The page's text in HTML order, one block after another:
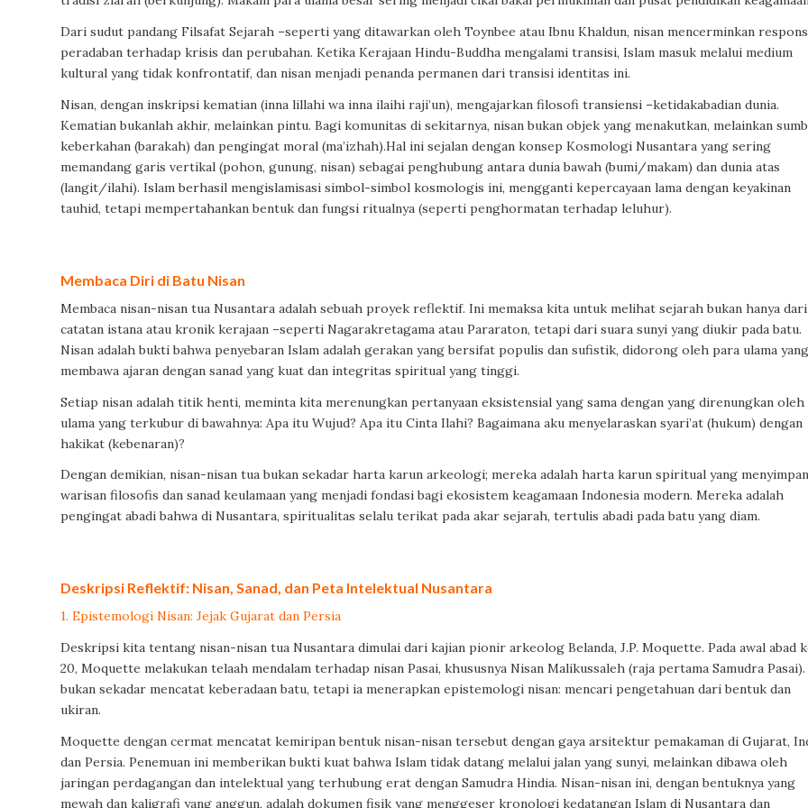
Dari sudut pandang Filsafat Sejarah –seperti yang ditawarkan oleh Toynbee atau Ibnu Khaldun, nisan mencerminkan respons
peradaban terhadap krisis dan perubahan. Ketika Kerajaan Hindu-Buddha mengalami transisi, Islam masuk melalui medium
kultural yang tidak konfrontatif, dan nisan menjadi penanda permanen dari transisi identitas ini.
Nisan, dengan inskripsi kematian (inna lillahi wa inna ilaihi raji’un), mengajarkan filosofi transiensi –ketidakabadian dunia.
Kematian bukanlah akhir, melainkan pintu. Bagi komunitas di sekitarnya, nisan bukan objek yang menakutkan, melainkan
keberkahan (barakah) dan pengingat moral (ma’izhah).Hal ini sejalan dengan konsep Kosmologi Nusantara yang sering
memandang garis vertikal (pohon, gunung, nisan) sebagai penghubung antara dunia bawah (bumi/makam) dan dunia atas
(langit/ilahi). Islam berhasil mengislamisasi simbol-simbol kosmologis ini, mengganti kepercayaan lama dengan keyakinan
tauhid, tetapi mempertahankan bentuk dan fungsi ritualnya (seperti penghormatan terhadap leluhur).
Membaca Diri di Batu Nisan
Membaca nisan-nisan tua Nusantara adalah sebuah proyek reflektif. Ini memaksa kita untuk melihat sejarah bukan hanya dari
catatan istana atau kronik kerajaan –seperti Nagarakretagama atau Pararaton, tetapi dari suara sunyi yang diukir pada batu.
Nisan adalah bukti bahwa penyebaran Islam adalah gerakan yang bersifat populis dan sufistik, didorong oleh para ulama yang
membawa ajaran dengan sanad yang kuat dan integritas spiritual yang tinggi.
Setiap nisan adalah titik henti, meminta kita merenungkan pertanyaan eksistensial yang sama dengan yang direnungkan oleh
ulama yang terkubur di bawahnya: Apa itu Wujud? Apa itu Cinta Ilahi? Bagaimana aku menyelaraskan syari’at (hukum) dengan
hakikat (kebenaran)?
Dengan demikian, nisan-nisan tua bukan sekadar harta karun arkeologi; mereka adalah harta karun spiritual yang menyimpan
warisan filosofis dan sanad keulamaan yang menjadi fondasi bagi ekosistem keagamaan Indonesia modern. Mereka adalah
pengingat abadi bahwa di Nusantara, spiritualitas selalu terikat pada akar sejarah, tertulis abadi pada batu yang diam.
Deskripsi Reflektif: Nisan, Sanad, dan Peta Intelektual Nusantara
1. Epistemologi Nisan: Jejak Gujarat dan Persia
Deskripsi kita tentang nisan-nisan tua Nusantara dimulai dari kajian pionir arkeolog Belanda, J.P. Moquette. Pada awal abad
20, Moquette melakukan telaah mendalam terhadap nisan Pasai, khususnya Nisan Malikussaleh (raja pertama Samudra Pasai).
bukan sekadar mencatat keberadaan batu, tetapi ia menerapkan epistemologi nisan: mencari pengetahuan dari bentuk dan
ukiran.
Moquette dengan cermat mencatat kemiripan bentuk nisan-nisan tersebut dengan gaya arsitektur pemakaman di Gujarat,
dan Persia. Penemuan ini memberikan bukti kuat bahwa Islam tidak datang melalui jalan yang sunyi, melainkan dibawa oleh
jaringan perdagangan dan intelektual yang terhubung erat dengan Samudra Hindia. Nisan-nisan ini, dengan bentuknya yang
mewah dan kaligrafi yang anggun, adalah dokumen fisik yang menggeser kronologi kedatangan Islam di Nusantara dan